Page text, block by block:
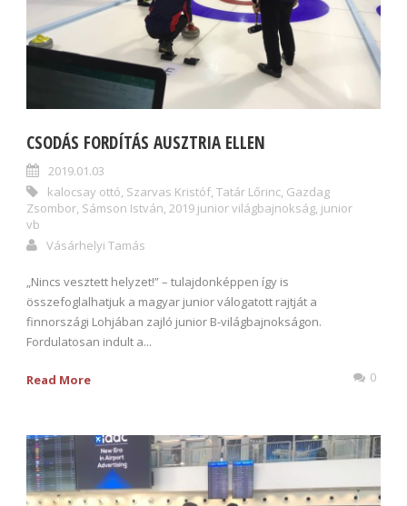
CSODÁS FORDÍTÁS AUSZTRIA ELLEN
2019.01.03
kalocsay ottó, Szarvas Kristóf, Tatár Lőrinc, Gazdag
Zsombor, Sámson István, 2019 junior világbajnokság, junior
vb
Vásárhelyi Tamás
„Nincs vesztett helyzet!” – tulajdonképpen így is
összefoglalhatjuk a magyar junior válogatott rajtját a
finnországi Lohjában zajló junior B-világbajnokságon.
Fordulatosan indult a...
Read More 0